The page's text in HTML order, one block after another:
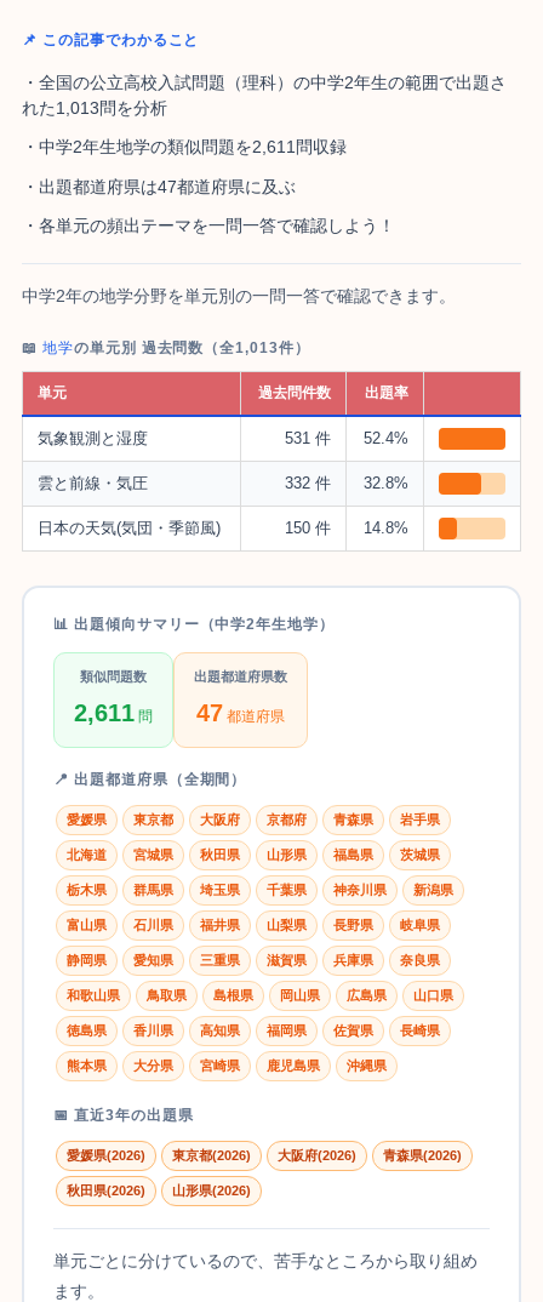
📌 この記事でわかること
・全国の公立高校入試問題（理科）の中学2年生の範囲で出題さ
れた1,013問を分析
・中学2年生地学の類似問題を2,611問収録
・出題都道府県は47都道府県に及ぶ
・各単元の頻出テーマを一問一答で確認しよう！
中学2年の地学分野を単元別の一問一答で確認できます。
📖 地学の単元別 過去問数（全1,013件）
単元 過去問件数 出題率
気象観測と湿度 531 件 52.4%
雲と前線・気圧 332 件 32.8%
日本の天気(気団・季節風) 150 件 14.8%
📊 出題傾向サマリー（中学2年生地学）
類似問題数
2,611問
出題都道府県数
47 都道府県
📍 出題都道府県（全期間）
愛媛県 東京都 大阪府 京都府 青森県 岩手県
北海道 宮城県 秋田県 山形県 福島県 茨城県
栃木県 群馬県 埼玉県 千葉県 神奈川県 新潟県
富山県 石川県 福井県 山梨県 長野県 岐阜県
静岡県 愛知県 三重県 滋賀県 兵庫県 奈良県
和歌山県 鳥取県 島根県 岡山県 広島県 山口県
徳島県 香川県 高知県 福岡県 佐賀県 長崎県
熊本県 大分県 宮崎県 鹿児島県 沖縄県
📅 直近3年の出題県
愛媛県(2026) 東京都(2026) 大阪府(2026) 青森県(2026)
秋田県(2026) 山形県(2026)
単元ごとに分けているので、苦手なところから取り組め
ます。